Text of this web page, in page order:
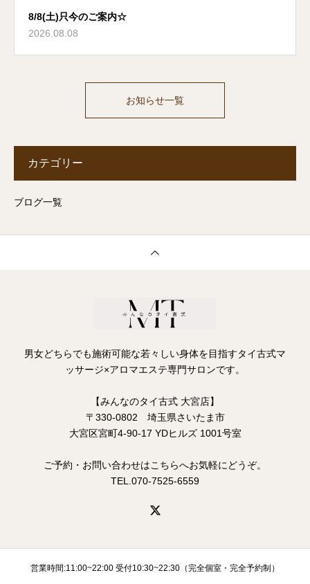
8/8(土)只今のご案内☆
2026.08.08
お知らせ一覧
カテゴリー
ブログ一覧
男女どちらでも施術可能な若々しい身体を目指すタイ古式マ
ッサージ×アロマエステ専門サロンです。
【みんなのタイ古式 大宮店】
〒330-0802 埼玉県さいたま市
大宮区宮町4-90-17 YDヒルズ 1001号室
ご予約・お問い合わせはこちらへお気軽にどうぞ。
TEL.070-7525-6559
営業時間:11:00~22:00 受付10:30~22:30（完全個室・完全予約制）